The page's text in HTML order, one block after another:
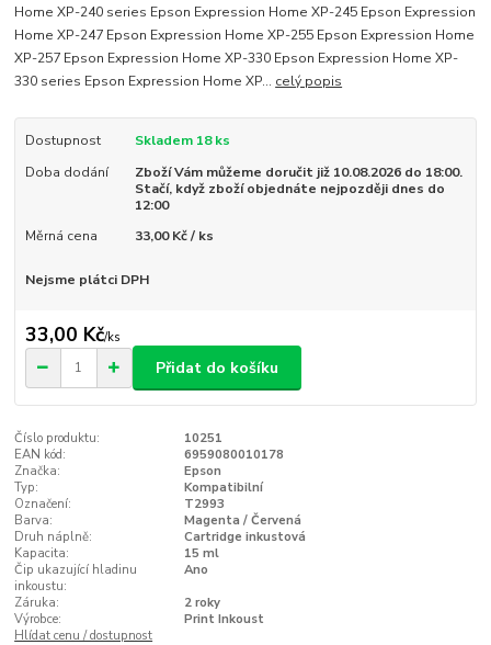
Home XP-240 series Epson Expression Home XP-245 Epson Expression
Home XP-247 Epson Expression Home XP-255 Epson Expression Home
XP-257 Epson Expression Home XP-330 Epson Expression Home XP-
330 series Epson Expression Home XP... celý popis
Dostupnost
Skladem 18 ks
Doba dodání
Zboží Vám můžeme doručit již 10.08.2026 do 18:00.
Stačí, když zboží objednáte nejpozději dnes do
12:00
Měrná cena
33,00 Kč / ks
Nejsme plátci DPH
33,00 Kč/ks
Přidat do košíku
Číslo produktu:
10251
EAN kód:
6959080010178
Značka:
Epson
Typ:
Kompatibilní
Označení:
T2993
Barva:
Magenta / Červená
Druh náplně:
Cartridge inkustová
Kapacita:
15 ml
Čip ukazující hladinu
inkoustu:
Ano
Záruka:
2 roky
Výrobce:
Print Inkoust
Hlídat cenu / dostupnost